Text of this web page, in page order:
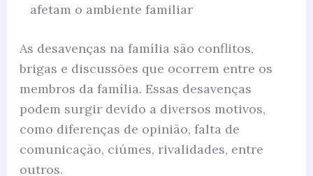
afetam o ambiente familiar
As desavenças na família são conflitos,
brigas e discussões que ocorrem entre os
membros da família. Essas desavenças
podem surgir devido a diversos motivos,
como diferenças de opinião, falta de
comunicação, ciúmes, rivalidades, entre
outros.